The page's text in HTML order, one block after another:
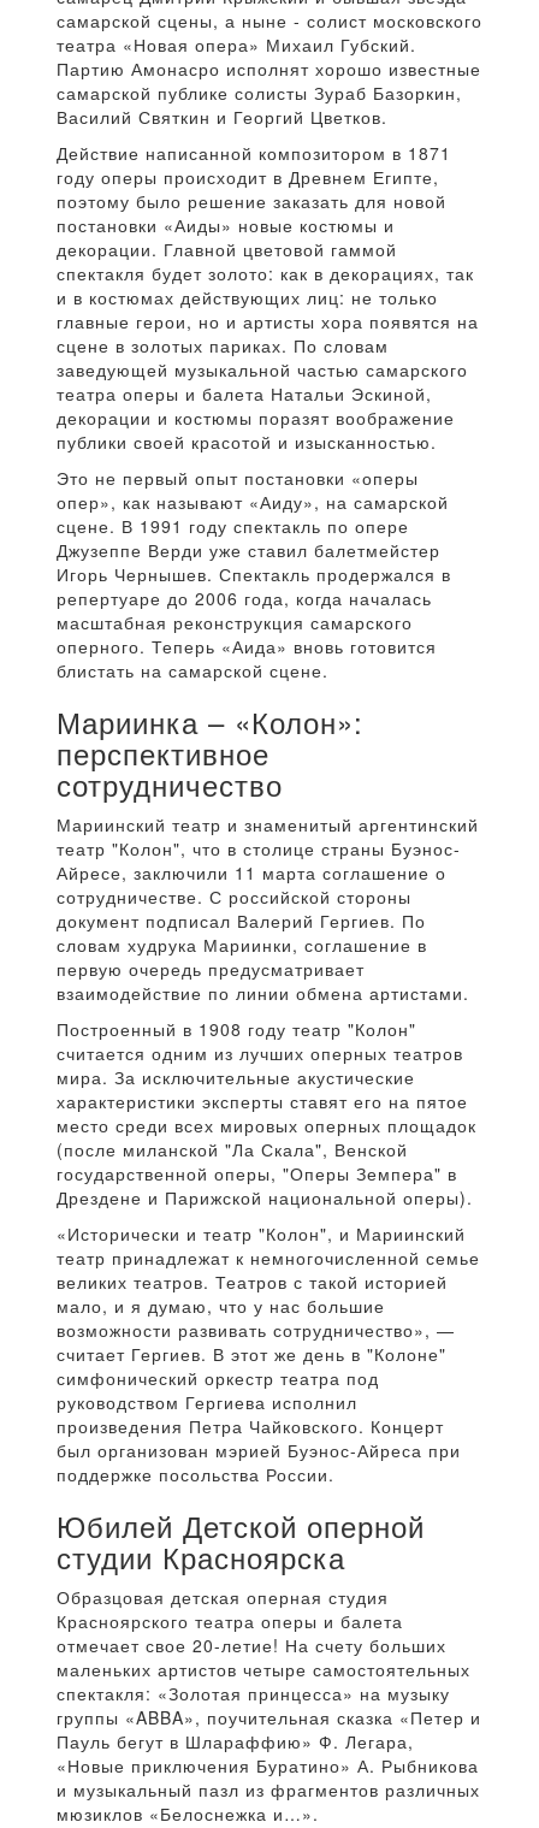
самарской сцены, а ныне - солист московского
театра «Новая опера» Михаил Губский.
Партию Амонасро исполнят хорошо известные
самарской публике солисты Зураб Базоркин,
Василий Святкин и Георгий Цветков.
Действие написанной композитором в 1871
году оперы происходит в Древнем Египте,
поэтому было решение заказать для новой
постановки «Аиды» новые костюмы и
декорации. Главной цветовой гаммой
спектакля будет золото: как в декорациях, так
и в костюмах действующих лиц: не только
главные герои, но и артисты хора появятся на
сцене в золотых париках. По словам
заведующей музыкальной частью самарского
театра оперы и балета Натальи Эскиной,
декорации и костюмы поразят воображение
публики своей красотой и изысканностью.
Это не первый опыт постановки «оперы
опер», как называют «Аиду», на самарской
сцене. В 1991 году спектакль по опере
Джузеппе Верди уже ставил балетмейстер
Игорь Чернышев. Спектакль продержался в
репертуаре до 2006 года, когда началась
масштабная реконструкция самарского
оперного. Теперь «Аида» вновь готовится
блистать на самарской сцене.
Мариинка – «Колон»:
перспективное
сотрудничество
Мариинский театр и знаменитый аргентинский
театр "Колон", что в столице страны Буэнос-
Айресе, заключили 11 марта соглашение о
сотрудничестве. С российской стороны
документ подписал Валерий Гергиев. По
словам худрука Мариинки, соглашение в
первую очередь предусматривает
взаимодействие по линии обмена артистами.
Построенный в 1908 году театр "Колон"
считается одним из лучших оперных театров
мира. За исключительные акустические
характеристики эксперты ставят его на пятое
место среди всех мировых оперных площадок
(после миланской "Ла Скала", Венской
государственной оперы, "Оперы Земпера" в
Дрездене и Парижской национальной оперы).
«Исторически и театр "Колон", и Мариинский
театр принадлежат к немногочисленной семье
великих театров. Театров с такой историей
мало, и я думаю, что у нас большие
возможности развивать сотрудничество», —
считает Гергиев. В этот же день в "Колоне"
симфонический оркестр театра под
руководством Гергиева исполнил
произведения Петра Чайковского. Концерт
был организован мэрией Буэнос-Айреса при
поддержке посольства России.
Юбилей Детской оперной
студии Красноярска
Образцовая детская оперная студия
Красноярского театра оперы и балета
отмечает свое 20-летие! На счету больших
маленьких артистов четыре самостоятельных
спектакля: «Золотая принцесса» на музыку
группы «ABBA», поучительная сказка «Петер и
Пауль бегут в Шлараффию» Ф. Легара,
«Новые приключения Буратино» А. Рыбникова
и музыкальный пазл из фрагментов различных
мюзиклов «Белоснежка и…».